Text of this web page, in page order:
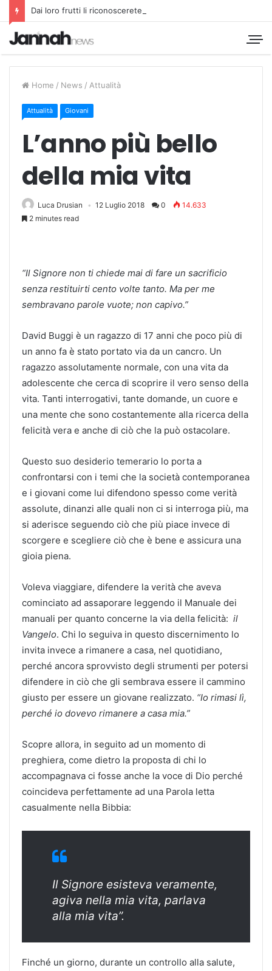
Dai loro frutti li riconoscerete
Home / News / Attualità
Attualità Giovani
L’anno più bello
della mia vita
Luca Drusian 12 Luglio 2018 0
14.633
2 minutes read
“Il Signore non ti chiede mai di fare un sacrificio
senza restituirti cento volte tanto. Ma per me
sembravano parole vuote; non capivo.”
David Buggi è un ragazzo di 17 anni che poco più di
un anno fa è stato portato via da un cancro. Un
ragazzo assolutamente normale, con una vita da
adolescente che cerca di scoprire il vero senso della
vita. Tanti interrogativi, tante domande, un cuore e
una mente che sono costantemente alla ricerca della
felicità vera e anche di ciò che la può ostacolare.
Questo suo desiderio temerario lo porta a
confrontarsi con i temi che la società contemporanea
e i giovani come lui difendono spesso come verità
assolute, dinanzi alle quali non ci si interroga più, ma
si aderisce seguendo ciò che più piace invece di
scorgere e scegliere ciò che è bene e assicura una
gioia piena.
Voleva viaggiare, difendere la verità che aveva
cominciato ad assaporare leggendo il Manuale dei
manuali per quanto concerne la via della felicità: il
Vangelo. Chi lo seguiva in questo discernimento lo
invita invece a rimanere a casa, nel quotidiano,
perché ancora sprovvisto degli strumenti per potersi
difendere in ciò che gli sembrava essere il cammino
giusto per essere un giovane realizzato. “Io rimasi lì,
perché io dovevo rimanere a casa mia.”
Scopre allora, in seguito ad un momento di
preghiera, come dietro la proposta di chi lo
accompagnava ci fosse anche la voce di Dio perché
coincideva perfettamente ad una Parola letta
casualmente nella Bibbia:
Il Signore esisteva veramente,
agiva nella mia vita, parlava
alla mia vita”.
Finché un giorno, durante un controllo alla salute,